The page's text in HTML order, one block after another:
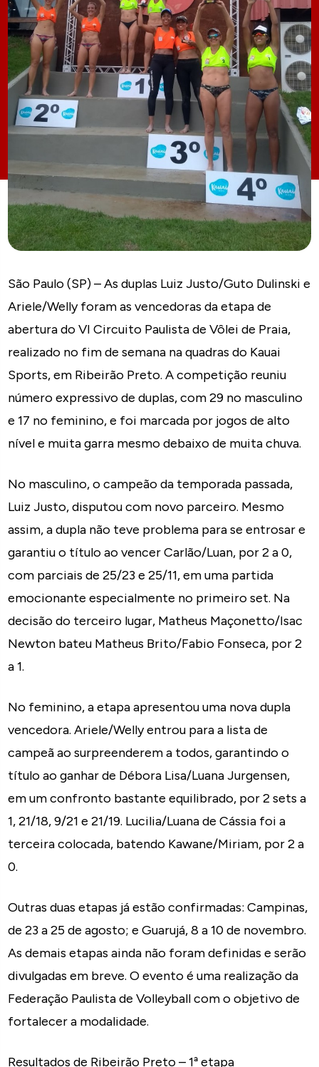
São Paulo (SP) – As duplas Luiz Justo/Guto Dulinski e
Ariele/Welly foram as vencedoras da etapa de
abertura do VI Circuito Paulista de Vôlei de Praia,
realizado no fim de semana na quadras do Kauai
Sports, em Ribeirão Preto. A competição reuniu
número expressivo de duplas, com 29 no masculino
e 17 no feminino, e foi marcada por jogos de alto
nível e muita garra mesmo debaixo de muita chuva.
No masculino, o campeão da temporada passada,
Luiz Justo, disputou com novo parceiro. Mesmo
assim, a dupla não teve problema para se entrosar e
garantiu o título ao vencer Carlão/Luan, por 2 a 0,
com parciais de 25/23 e 25/11, em uma partida
emocionante especialmente no primeiro set. Na
decisão do terceiro lugar, Matheus Maçonetto/Isac
Newton bateu Matheus Brito/Fabio Fonseca, por 2
a 1.
No feminino, a etapa apresentou uma nova dupla
vencedora. Ariele/Welly entrou para a lista de
campeã ao surpreenderem a todos, garantindo o
título ao ganhar de Débora Lisa/Luana Jurgensen,
em um confronto bastante equilibrado, por 2 sets a
1, 21/18, 9/21 e 21/19. Lucilia/Luana de Cássia foi a
terceira colocada, batendo Kawane/Miriam, por 2 a
0.
Outras duas etapas já estão confirmadas: Campinas,
de 23 a 25 de agosto; e Guarujá, 8 a 10 de novembro.
As demais etapas ainda não foram definidas e serão
divulgadas em breve. O evento é uma realização da
Federação Paulista de Volleyball com o objetivo de
fortalecer a modalidade.
Resultados de Ribeirão Preto – 1ª etapa